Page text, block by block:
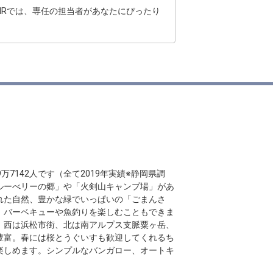
では、専任の担当者があなたにぴったり
7142人です（全て2019年実績※静岡県調
べリーの郷」や「火剣山キャンプ場」があ
自然、豊かな緑でいっぱいの「ごまんさ
ーベキューや魚釣りを楽しむこともできま
は浜松市街、北は南アルプス支脈粟ヶ岳、
。春には桜とうぐいすも歓迎してくれるち
めます。シンプルなバンガロー、オートキ